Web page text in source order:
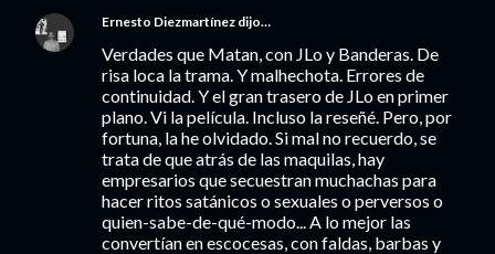
Ernesto Diezmartínez dijo…
Verdades que Matan, con JLo y Banderas. De
risa loca la trama. Y malhechota. Errores de
continuidad. Y el gran trasero de JLo en primer
plano. Vi la película. Incluso la reseñé. Pero, por
fortuna, la he olvidado. Si mal no recuerdo, se
trata de que atrás de las maquilas, hay
empresarios que secuestran muchachas para
hacer ritos satánicos o sexuales o perversos o
quien-sabe-de-qué-modo... A lo mejor las
convertían en escocesas, con faldas, barbas y